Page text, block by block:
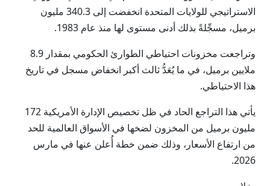
الاستراتيجي للولايات المتحدة انخفضت إلى 340.3 مليون
برميل، مسجِّلةً بذلك أدنى مستوى لها منذ عام 1983.
وتراجعت مخزونات احتياطي الطوارئ الحكومي بمقدار 8.9
ملايين برميل، في ما يُعَدُّ ثالث أكبر انخفاض مسجل في تاريخ
هذا الاحتياطي.
يأتي هذا التراجع الحاد في ظل تخصيص الإدارة الأمريكية 172
مليون برميل من المخزون لضخها في الأسواق العالمية للحد
من ارتفاع الأسعار، وذلك ضمن خطة أُعلن عنها في مارس
2026.